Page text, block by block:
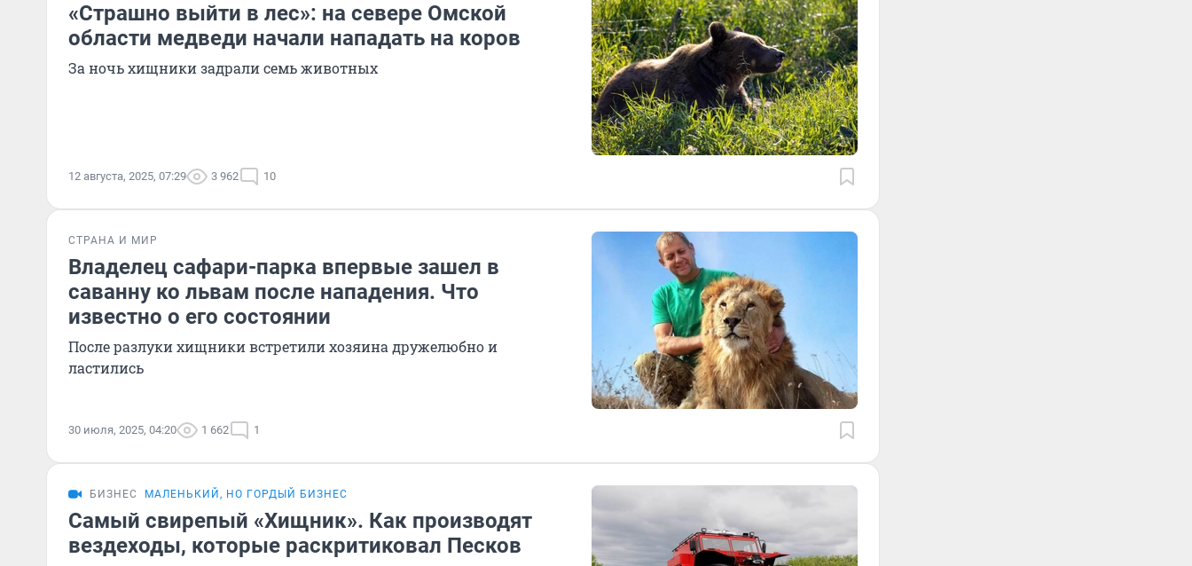
«Страшно выйти в лес»: на севере Омской
области медведи начали нападать на коров
За ночь хищники задрали семь животных
12 августа, 2025, 07:29 3 962 10
СТРАНА И МИР
Владелец сафари-парка впервые зашел в
саванну ко львам после нападения. Что
известно о его состоянии
После разлуки хищники встретили хозяина дружелюбно и
ластились
30 июля, 2025, 04:20 1 662 1
БИЗНЕС МАЛЕНЬКИЙ, НО ГОРДЫЙ БИЗНЕС
Самый свирепый «Хищник». Как производят
вездеходы, которые раскритиковал Песков